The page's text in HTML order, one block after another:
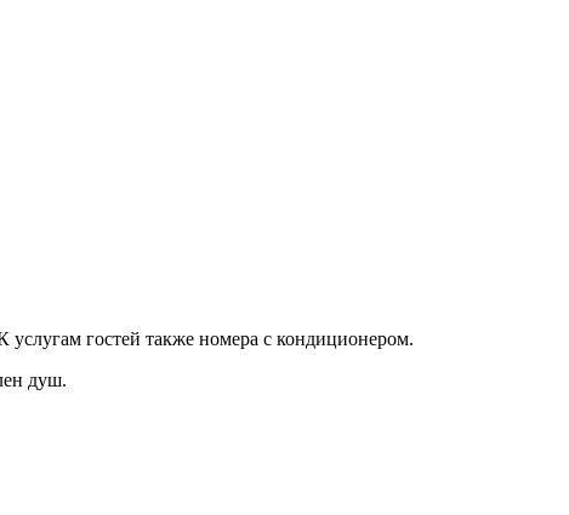
услугам гостей также номера с кондиционером.
душ.